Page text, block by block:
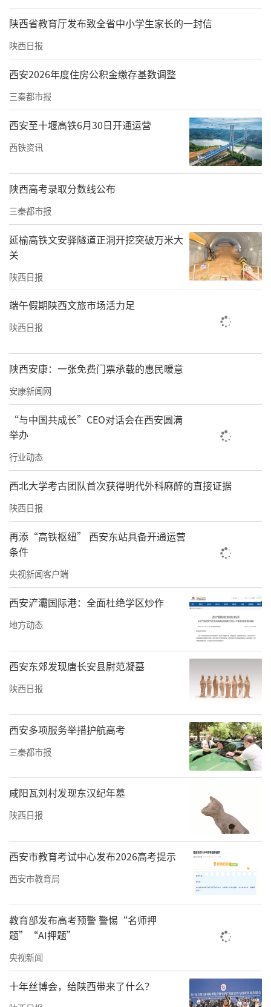
文字类：体裁不限，散文、短文、诗歌、倡议
书等均可，字数控制在2000字以内，内容需结
合西安文化特色与网络文明建设，语言生动、
观点明确。
以上作品如有运用AI技术，要突出新技术的创新
性应用和实际效果，并注明“内容由AI生成”。
2025年11月10日-15日
参与方式
方式一：H5投稿
参与者需在征期限内，扫描二维码进入征集页
面，选择对应作品类型，上传作品并填写相关
信息。
方式二：邮箱投稿
发送作品至sohusx69@sohu.com并附上参赛
信息（作者名称、联系电话、作品名称）
评选规则：由活动主办方，从创新性、实效
性、传播力、主题契合度等维度对参赛作品进
行综合评审。
成果展示：遴选精品内容，通过权威媒体矩
阵、全媒体平台进行线上展播，并纳入“网聚
西安文明印记”线下展演活动核心展示素材，
面向公众集中呈现。
注意事项
参赛作品需为原创，严禁抄袭、盗用他人作
品，若涉及侵权问题，由作者自行承担全部责
任。
主办方对所有入选作品拥有使用权（包括用于
宣传展示、编辑出版、媒体报道等），不另付
陕西省教育厅发布致全省中小学生家长的一封信
陕西日报
西安2026年度住房公积金缴存基数调整
三秦都市报
西安至十堰高铁6月30日开通运营
西铁资讯
陕西高考录取分数线公布
三秦都市报
延榆高铁文安驿隧道正洞开挖突破万米大
关
陕西日报
端午假期陕西文旅市场活力足
陕西日报
陕西安康：一张免费门票承载的惠民暖意
安康新闻网
“与中国共成长”CEO对话会在西安圆满
举办
行业动态
西北大学考古团队首次获得明代外科麻醉的直接证据
陕西日报
再添“高铁枢纽” 西安东站具备开通运营
条件
央视新闻客户端
西安浐灞国际港：全面杜绝学区炒作
地方动态
西安东郊发现唐长安县尉范凝墓
陕西日报
西安多项服务举措护航高考
三秦都市报
咸阳瓦刘村发现东汉纪年墓
陕西日报
西安市教育考试中心发布2026高考提示
西安市教育局
教育部发布高考预警 警惕“名师押
题”“AI押题”
央视新闻
十年丝博会，给陕西带来了什么？